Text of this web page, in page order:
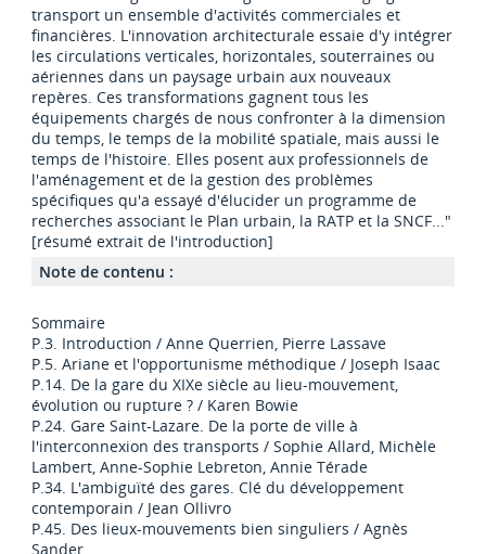
transport un ensemble d'activités commerciales et
financières. L'innovation architecturale essaie d'y intégrer
les circulations verticales, horizontales, souterraines ou
aériennes dans un paysage urbain aux nouveaux
repères. Ces transformations gagnent tous les
équipements chargés de nous confronter à la dimension
du temps, le temps de la mobilité spatiale, mais aussi le
temps de l'histoire. Elles posent aux professionnels de
l'aménagement et de la gestion des problèmes
spécifiques qu'a essayé d'élucider un programme de
recherches associant le Plan urbain, la RATP et la SNCF..."
[résumé extrait de l'introduction]
Note de contenu :
Sommaire
P.3. Introduction / Anne Querrien, Pierre Lassave
P.5. Ariane et l'opportunisme méthodique / Joseph Isaac
P.14. De la gare du XIXe siècle au lieu-mouvement,
évolution ou rupture ? / Karen Bowie
P.24. Gare Saint-Lazare. De la porte de ville à
l'interconnexion des transports / Sophie Allard, Michèle
Lambert, Anne-Sophie Lebreton, Annie Térade
P.34. L'ambiguïté des gares. Clé du développement
contemporain / Jean Ollivro
P.45. Des lieux-mouvements bien singuliers / Agnès
Sander